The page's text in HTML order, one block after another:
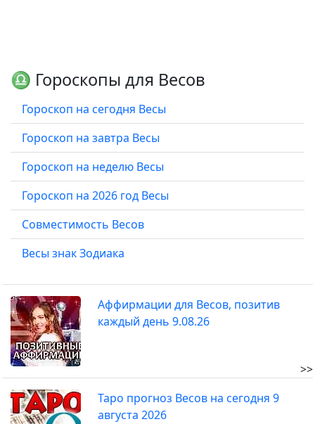
♎ Гороскопы для Весов
Гороскоп на сегодня Весы
Гороскоп на завтра Весы
Гороскоп на неделю Весы
Гороскоп на 2026 год Весы
Совместимость Весов
Весы знак Зодиака
Аффирмации для Весов, позитив
каждый день 9.08.26
>>
Таро прогноз Весов на сегодня 9
августа 2026